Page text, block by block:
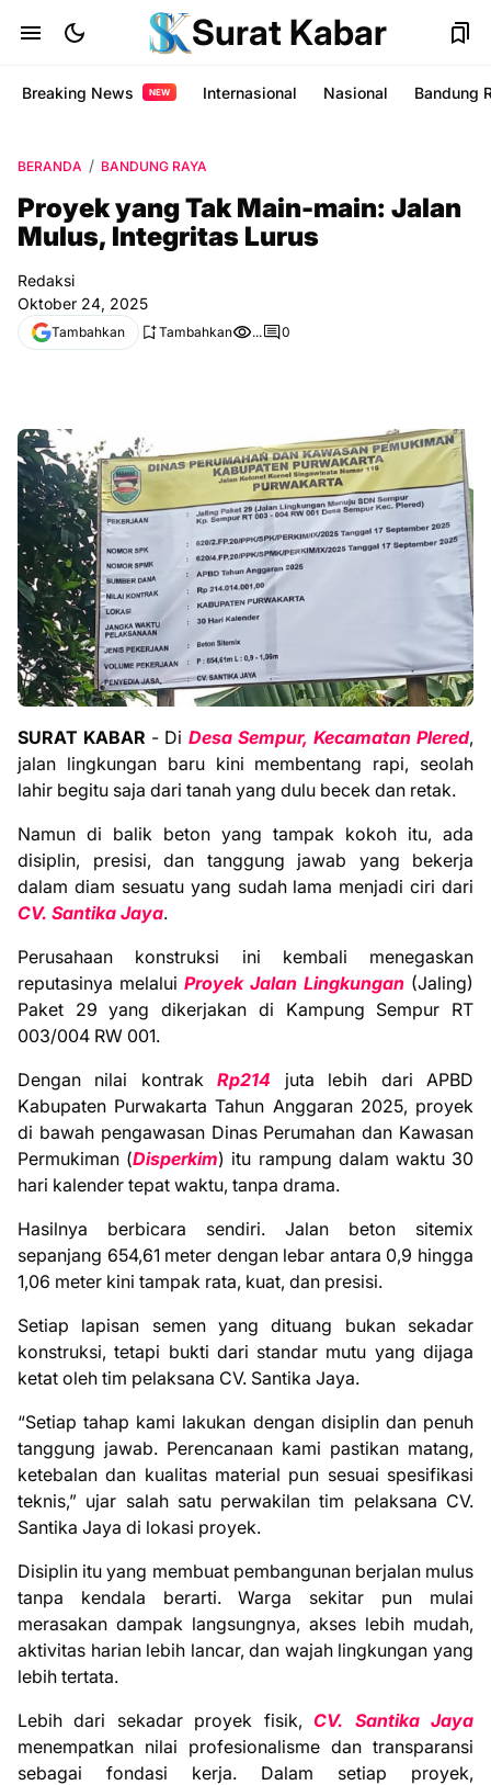
Surat Kabar
Breaking News NEW Internasional Nasional Bandung
BERANDA BANDUNG RAYA
Proyek yang Tak Main-main: Jalan
Mulus, Integritas Lurus
Redaksi
Oktober 24, 2025
Tambahkan Tambahkan ... 0
SURAT KABAR - Di Desa Sempur, Kecamatan Plered,
jalan lingkungan baru kini membentang rapi, seolah
lahir begitu saja dari tanah yang dulu becek dan retak.
Namun di balik beton yang tampak kokoh itu, ada
disiplin, presisi, dan tanggung jawab yang bekerja
dalam diam sesuatu yang sudah lama menjadi ciri dari
CV. Santika Jaya.
Perusahaan konstruksi ini kembali menegaskan
reputasinya melalui Proyek Jalan Lingkungan (Jaling)
Paket 29 yang dikerjakan di Kampung Sempur RT
003/004 RW 001.
Dengan nilai kontrakRp214 juta lebih dari APBD
Kabupaten Purwakarta Tahun Anggaran 2025, proyek
di bawah pengawasan Dinas Perumahan dan Kawasan
Permukiman (Disperkim) itu rampung dalam waktu 30
hari kalender tepat waktu, tanpa drama.
Hasilnya berbicara sendiri. Jalan beton sitemix
sepanjang 654,61 meter dengan lebar antara 0,9 hingga
1,06 meter kini tampak rata, kuat, dan presisi.
Setiap lapisan semen yang dituang bukan sekadar
konstruksi, tetapi bukti dari standar mutu yang dijaga
ketat oleh tim pelaksana CV. Santika Jaya.
“Setiap tahap kami lakukan dengan disiplin dan penuh
tanggung jawab. Perencanaan kami pastikan matang,
ketebalan dan kualitas material pun sesuai spesifikasi
teknis,” ujar salah satu perwakilan tim pelaksana CV.
Santika Jaya di lokasi proyek.
Disiplin itu yang membuat pembangunan berjalan mulus
tanpa kendala berarti. Warga sekitar pun mulai
merasakan dampak langsungnya, akses lebih mudah,
aktivitas harian lebih lancar, dan wajah lingkungan yang
lebih tertata.
Lebih dari sekadar proyek fisik,CV. Santika Jaya
menempatkan nilai profesionalisme dan transparansi
sebagai fondasi kerja. Dalam setiap proyek,